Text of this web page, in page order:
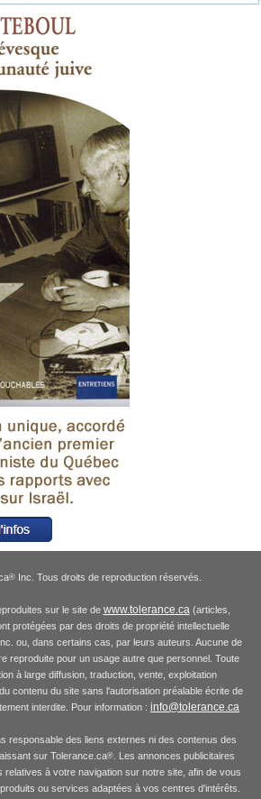
®Inc. Tous droits de reproduction réservés.
sur le site de www.tolerance.ca(articles,
protégées par des droits de propriété intellectuelle
Inc. ou, dans certains cas, par leurs auteurs. Aucune de
reproduite pour un usage autre que personnel. Toute
à large diffusion, traduction, vente, exploitation
contenu du site sans l'autorisation préalable écrite de
interdite. Pour information : info@tolerance.ca
responsable des liens externes ni des contenus des
sur Tolerance.ca®. Les annonces publicitaires
relatives à votre navigation sur notre site, afin de vous
ou services adaptées à vos centres d'intérêts.